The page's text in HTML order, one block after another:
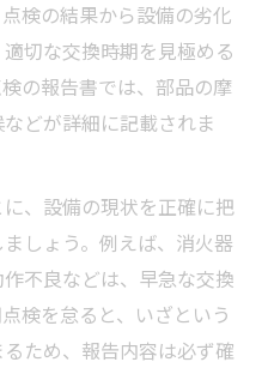
検の結果から設備の劣化
切な交換時期を見極める
の報告書では、部品の摩
どが詳細に記載されま
、設備の現状を正確に把
しょう。例えば、消火器
不良などは、早急な交換
検を怠ると、いざという
ため、報告内容は必ず確